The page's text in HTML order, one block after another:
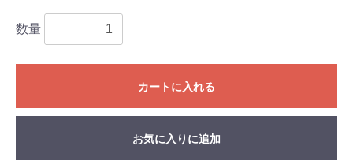
数量
カートに入れる
お気に入りに追加